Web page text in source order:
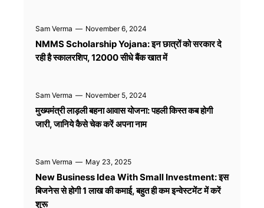
Sam Verma — November 6, 2024
NMMS Scholarship Yojana: इन छात्रों को सरकार दे
रही है स्कालरशिप, 12000 सीधे बैंक खात में
Sam Verma — November 5, 2024
मुख्यमंत्री लाड़ली बहना आवास योजना: पहली किस्त कब होगी
जारी, जानिये कैसे चेक करें अपना नाम
Sam Verma — May 23, 2025
New Business Idea With Small Investment: इस
बिजनेस से होगी 1 लाख की कमाई, बहुत ही कम इन्वेस्टमेंट में करें
शुरू